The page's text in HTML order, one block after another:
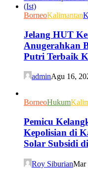
BorneoKalimantan
Jelang HUT
Anugerahkan
Putri Terbaik
adminAgu 16,
BorneoHukum
Pemicu
Kepolisian di
Solar Subsidi
Roy SiburianMar